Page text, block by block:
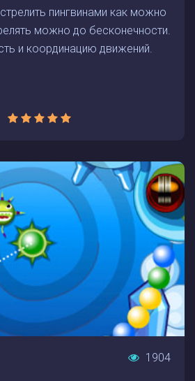
пингвинами как можно
можно до бесконечности.
и координацию движений.
1904